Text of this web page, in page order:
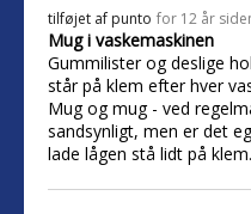
tilføjet af punto for 12 år
Mug i vaskemaskinen
Gummilister og deslige
står på klem efter hver
Mug og mug - ved
sandsynligt, men er det
lade lågen stå lidt på